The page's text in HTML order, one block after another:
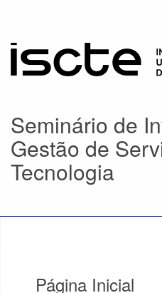
Seminário de
Gestão de
Tecnologia
Página Inicial